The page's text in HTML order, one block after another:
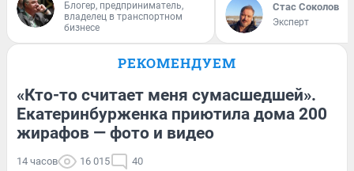
Блогер, предприниматель,
владелец в транспортном
бизнесе
Стас Соколов
Эксперт
РЕКОМЕНДУЕМ
«Кто-то считает меня сумасшедшей».
Екатеринбурженка приютила дома 200
жирафов — фото и видео
14 часов 16 015 40